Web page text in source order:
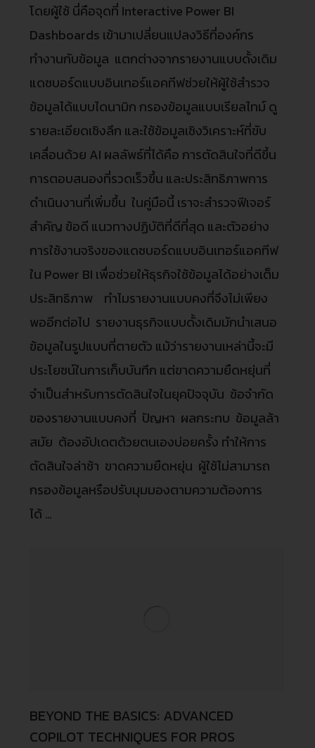
โดยผู้ใช้ นี่คือจุดที่ Interactive Power BI
Dashboards เข้ามาเปลี่ยนแปลงวิธีที่องค์กร
ทำงานกับข้อมูล แตกต่างจากรายงานแบบดั้งเดิม
แดชบอร์ดแบบอินเทอร์แอคทีฟช่วยให้ผู้ใช้สำรวจ
ข้อมูลได้แบบไดนามิก กรองข้อมูลแบบเรียลไทม์ ดู
รายละเอียดเชิงลึก และใช้ข้อมูลเชิงวิเคราะห์ที่ขับ
เคลื่อนด้วย AI ผลลัพธ์ที่ได้คือ การตัดสินใจที่ดีขึ้น
การตอบสนองที่รวดเร็วขึ้น และประสิทธิภาพการ
ดำเนินงานที่เพิ่มขึ้น ในคู่มือนี้ เราจะสำรวจฟีเจอร์
สำคัญ ข้อดี แนวทางปฏิบัติที่ดีที่สุด และตัวอย่าง
การใช้งานจริงของแดชบอร์ดแบบอินเทอร์แอคทีฟ
ใน Power BI เพื่อช่วยให้ธุรกิจใช้ข้อมูลได้อย่างเต็ม
ประสิทธิภาพ ทำไมรายงานแบบคงที่จึงไม่เพียง
พออีกต่อไป รายงานธุรกิจแบบดั้งเดิมมักนำเสนอ
ข้อมูลในรูปแบบที่ตายตัว แม้ว่ารายงานเหล่านี้จะมี
ประโยชน์ในการเก็บบันทึก แต่ขาดความยืดหยุ่นที่
จำเป็นสำหรับการตัดสินใจในยุคปัจจุบัน ข้อจำกัด
ของรายงานแบบคงที่ ปัญหา ผลกระทบ ข้อมูลล้า
สมัย ต้องอัปเดตด้วยตนเองบ่อยครั้ง ทำให้การ
ตัดสินใจล่าช้า ขาดความยืดหยุ่น ผู้ใช้ไม่สามารถ
กรองข้อมูลหรือปรับมุมมองตามความต้องการ
ได้ …
BEYOND THE BASICS: ADVANCED
COPILOT TECHNIQUES FOR PROS